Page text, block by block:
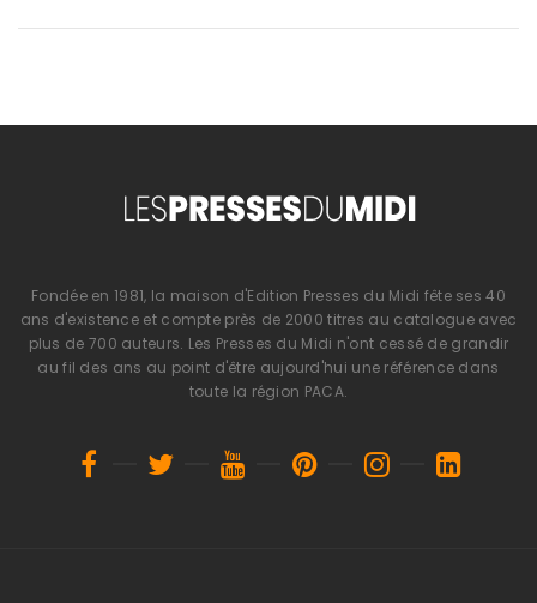
Fondée en 1981, la maison d'Edition Presses du Midi fête ses 40
ans d'existence et compte près de 2000 titres au catalogue avec
plus de 700 auteurs. Les Presses du Midi n'ont cessé de grandir
au fil des ans au point d'être aujourd'hui une référence dans
toute la région PACA.